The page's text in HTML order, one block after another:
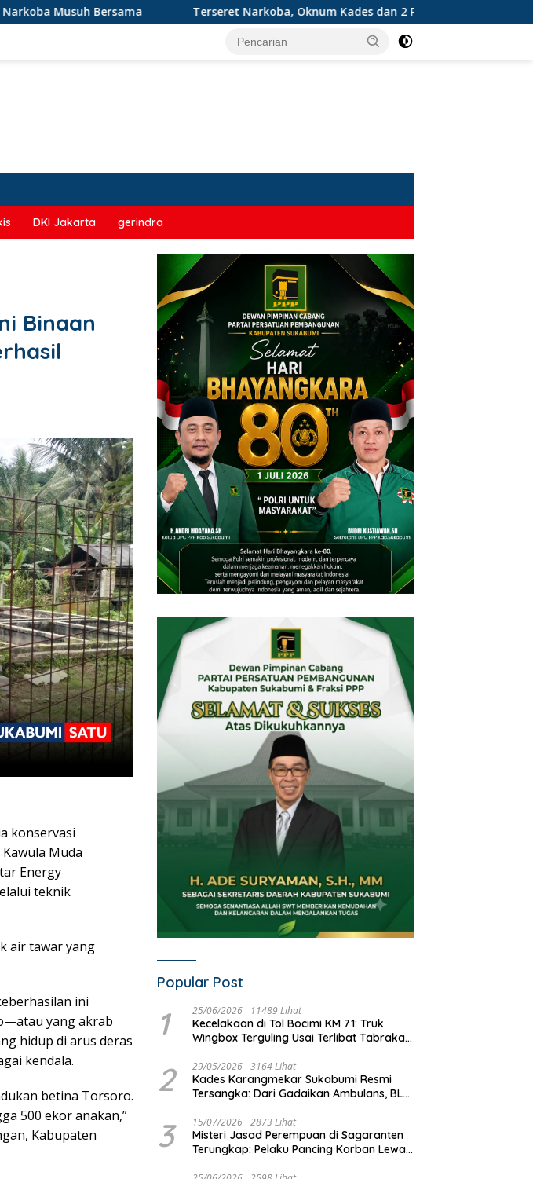
Terseret Narkoba, Oknum Kades dan 2 Rekannya Digulung Polres Sukabumi: 28 Paket
DKI Jakarta gerindra
Binaan
konservasi
Muda
Energy
teknik
air tawar yang
ini
yang akrab
hidup di arus deras
kendala.
betina Torsoro.
500 ekor anakan,”
Kabupaten
Popular Post
1 25/06/2026 11489 Lihat
Kecelakaan di Tol Bocimi KM 71: Truk
Wingbox Terguling Usai Terlibat Tabrakan
2 29/05/2026 3164 Lihat
Kades Karangmekar Sukabumi Resmi
Tersangka: Dari Gadaikan Ambulans, BLT
3 15/07/2026 2873 Lihat
Misteri Jasad Perempuan di Sagaranten
Terungkap: Pelaku Pancing Korban Lewat